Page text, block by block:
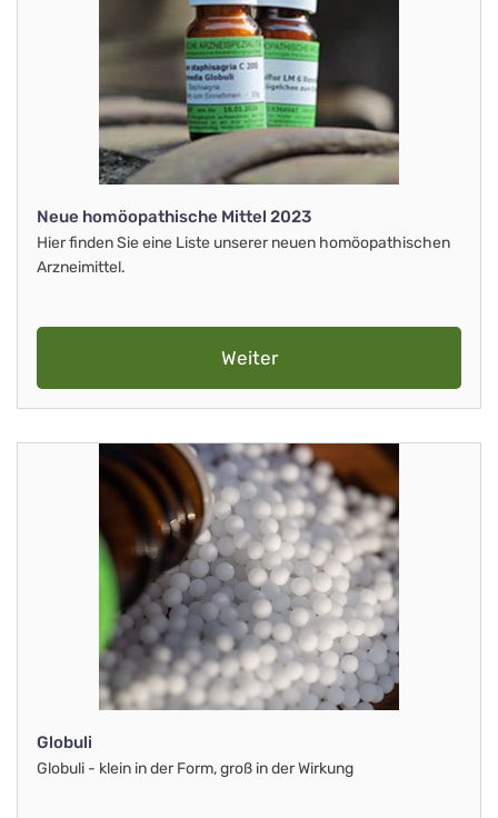
Neue homöopathische Mittel 2023
Hier finden Sie eine Liste unserer neuen homöopathischen
Arzneimittel.
Weiter
Globuli
Globuli - klein in der Form, groß in der Wirkung